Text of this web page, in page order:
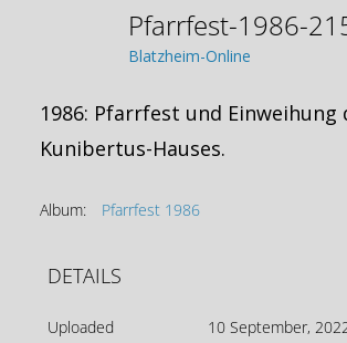
Pfarrfest-1986-
Blatzheim-Online
1986: Pfarrfest und Einweihung
Kunibertus-Hauses.
Album: Pfarrfest 1986
DETAILS
Uploaded 10 September,